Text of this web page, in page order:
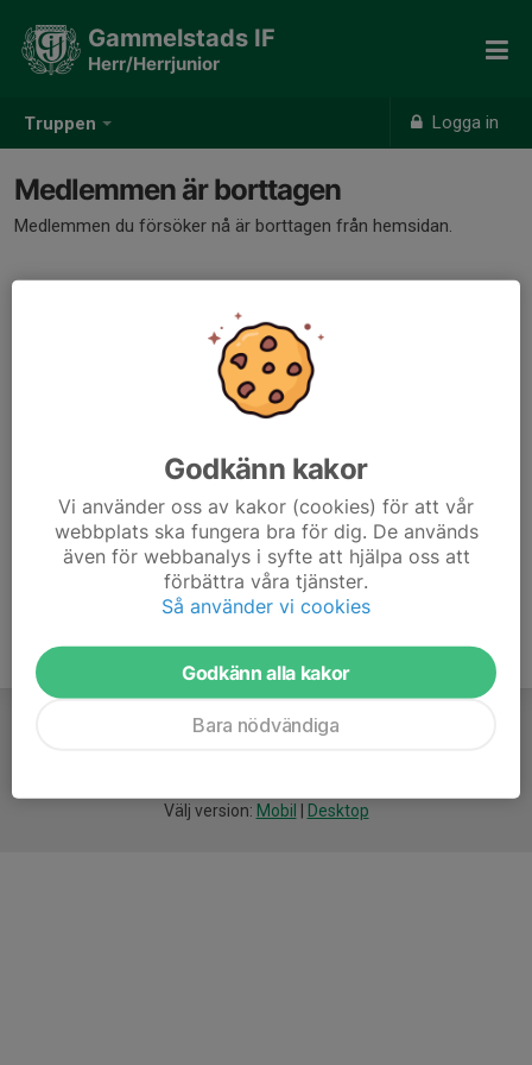
Truppen Logga in
Gammelstads IF
Herr/Herrjunior
Medlemmen är borttagen
Medlemmen du försöker nå är borttagen från hemsidan.
Välj version: Mobil Desktop
Godkänn kakor
Vi använder oss av kakor (cookies) för att vår
webbplats ska fungera bra för dig. De används
även för webbanalys i syfte att hjälpa oss att
förbättra våra tjänster.
Så använder vi cookies
Godkänn alla kakor
Bara nödvändiga